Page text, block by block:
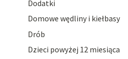
Dodatki
Domowe wędliny i kiełbasy
Drób
Dzieci powyżej 12 miesiąca